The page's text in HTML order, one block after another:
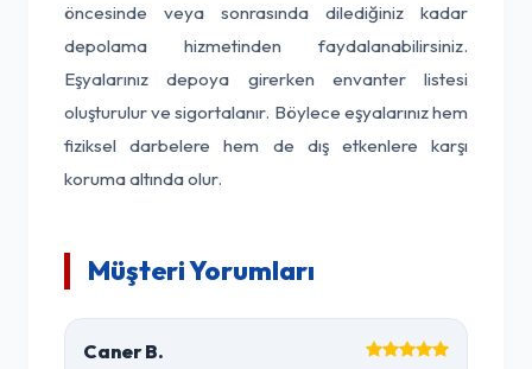
öncesinde veya sonrasında dilediğiniz kadar
depolama hizmetinden faydalanabilirsiniz.
Eşyalarınız depoya girerken envanter listesi
oluşturulur ve sigortalanır. Böylece eşyalarınız hem
fiziksel darbelere hem de dış etkenlere karşı
koruma altında olur.
Müşteri Yorumları
Caner B.